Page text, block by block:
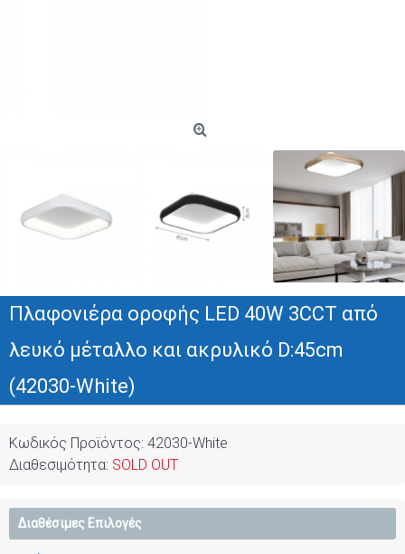
Πλαφονιέρα οροφής LED 40W 3CCT από
λευκό μέταλλο και ακρυλικό D:45cm
(42030-White)
Κωδικός Προϊόντος: 42030-White
Διαθεσιμότητα: SOLD OUT
Διαθέσιμες Επιλογές